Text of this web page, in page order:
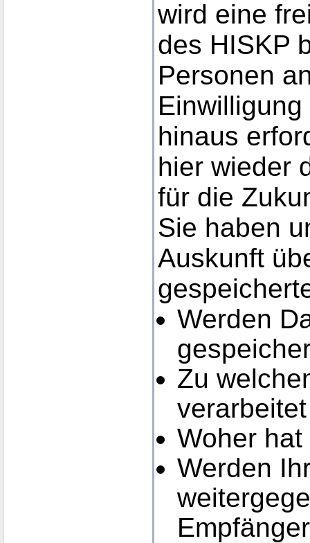
wird eine
des HISKP
Personen
hinaus
hier wieder
für die
Sie haben
Auskunft
Werden
Zu
Woher
Werden